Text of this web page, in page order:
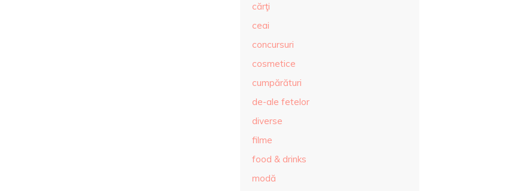
cărţi
ceai
concursuri
cosmetice
cumpărături
de-ale fetelor
diverse
filme
food & drinks
modă